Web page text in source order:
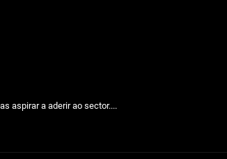
aspirar a aderir ao sector....